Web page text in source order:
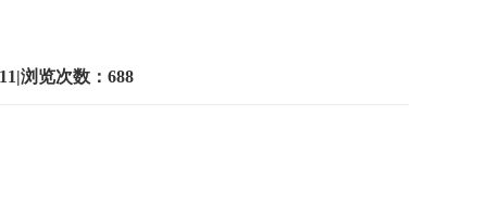
|浏览次数：688